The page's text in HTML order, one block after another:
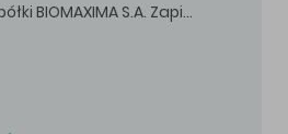
Trwa skup akcji Spółki BIOMAXIMA S.A. Zapisy do 4 sierpnia 2026 r. do godz. 16.00.